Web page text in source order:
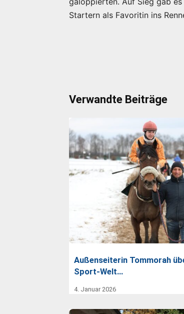
Startern als Favoritin ins
Verwandte Beiträge
Außenseiterin Tommorah
Sport-Welt…
4. Januar 2026